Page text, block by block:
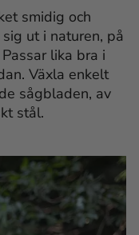
smidig och
ut i naturen, på
lika bra i
Växla enkelt
sågbladen, av
stål.